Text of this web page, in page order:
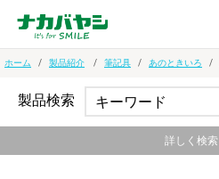
ホーム 製品紹介 筆記具 あのときいろ
製品検索
詳しく検索